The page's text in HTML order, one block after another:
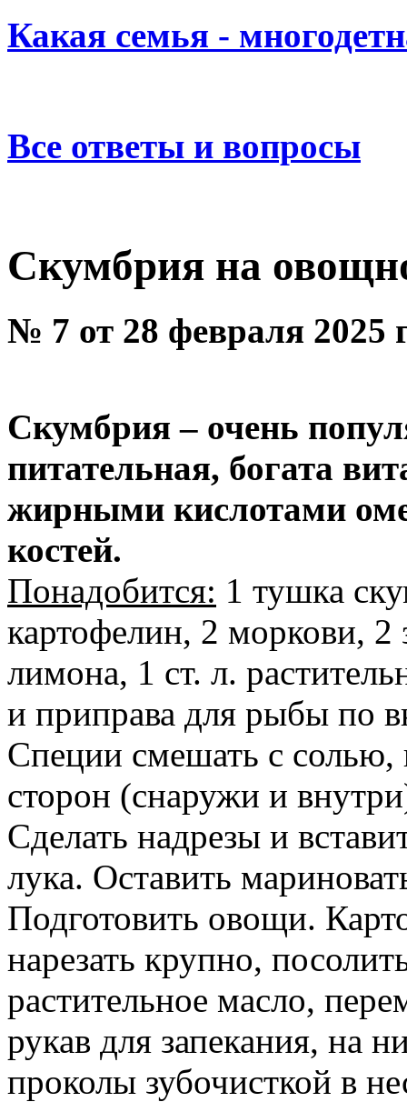
Какая семья -
Все ответы и вопросы
Скумбрия на
№ 7 от 28 февраля 2025
Скумбрия – очень
питательная, богата
жирными кислотами
костей.
Понадобится: 1 тушка
картофелин, 2 моркови, 2
лимона, 1 ст. л.
и приправа для рыбы по
Специи смешать с солью,
сторон (снаружи и
Сделать надрезы и
лука. Оставить
Подготовить овощи.
нарезать крупно,
растительное масло,
рукав для запекания, на
проколы зубочисткой в